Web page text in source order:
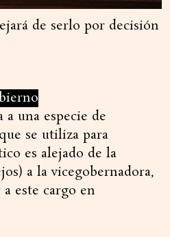
de serlo por decisión
una especie de
se utiliza para
es alejado de la
a la vicegobernadora,
este cargo en